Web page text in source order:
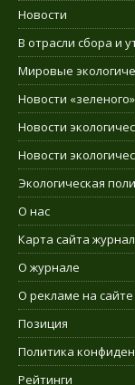
Новости
В отрасли сбора и
Мировые
Новости
Новости
Новости
Экологическая
О нас
Карта сайта
О журнале
О рекламе на сайте
Позиция
Политика
Рейтинги